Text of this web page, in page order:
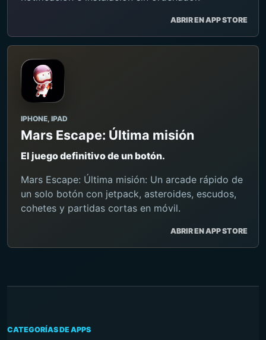
ABRIR EN APP STORE
IPHONE, IPAD
Mars Escape: Última misión
El juego definitivo de un botón.
Mars Escape: Última misión: Un arcade rápido de
un solo botón con jetpack, asteroides, escudos,
cohetes y partidas cortas en móvil.
ABRIR EN APP STORE
CATEGORÍAS DE APPS